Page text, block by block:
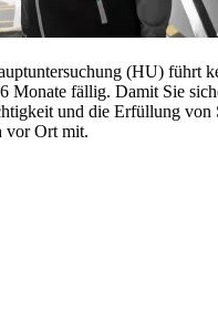
(HU) führt
Monate fällig. Damit Sie
und die Erfüllung von
vor Ort mit.